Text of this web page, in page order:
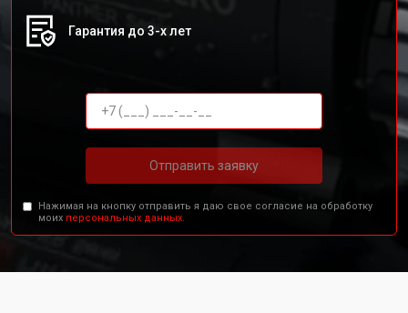
Гарантия до 3-х лет
Отправить заявку
Нажимая на кнопку отправить я даю свое согласие на обработку
моих персональных данных.